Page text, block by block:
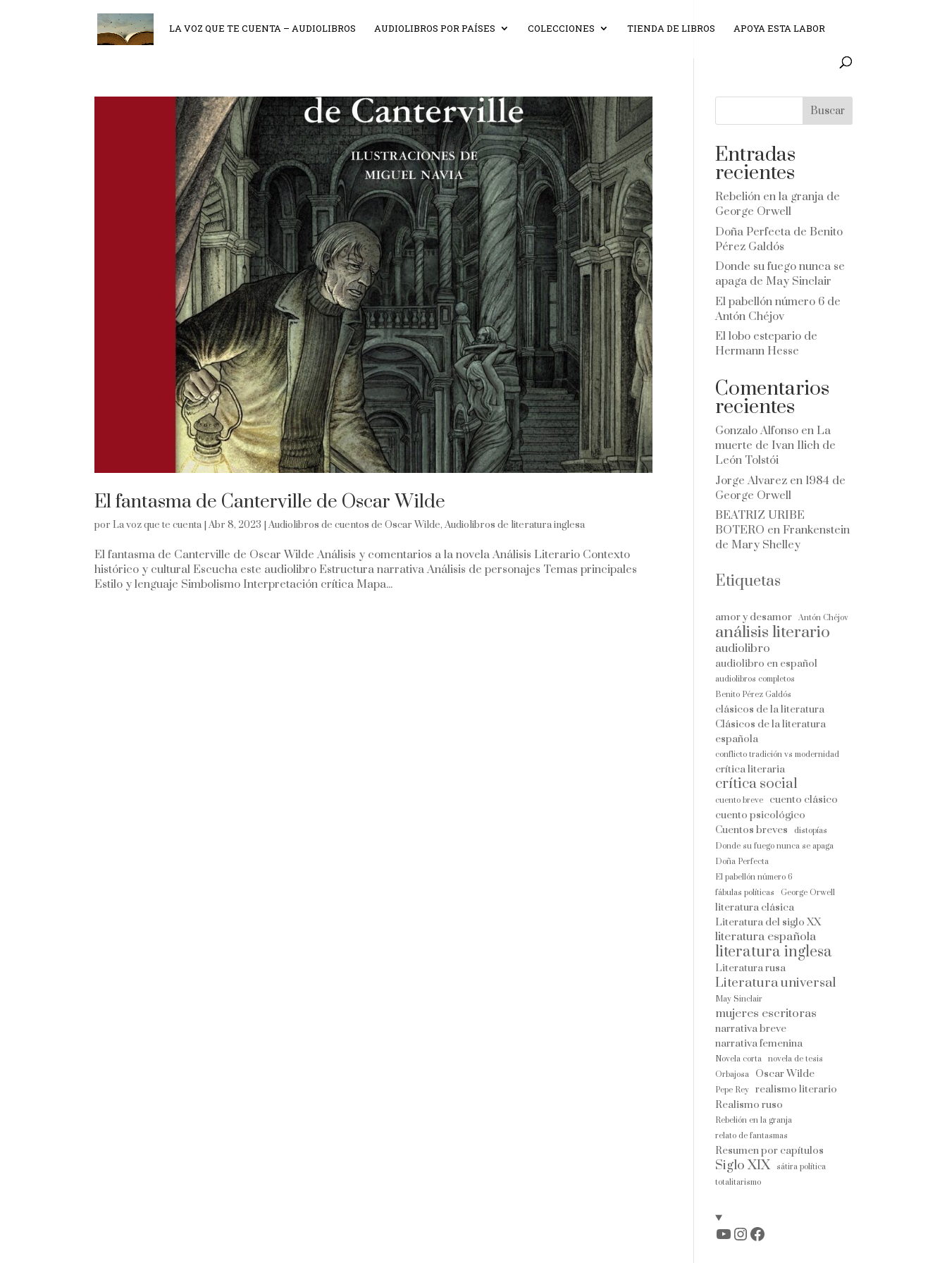
LA VOZ QUE TE CUENTA – AUDIOLIBROS AUDIOLIBROS POR PAÍSES COLECCIONES TIENDA DE LIBROS APOYA ESTA LABOR
El fantasma de Canterville de Oscar Wilde
porLa voz que te cuenta|Abr 8, 2023 |Audiolibros de cuentos de Oscar Wilde,Audiolibros de literatura inglesa
El fantasma de Canterville de Oscar Wilde Análisis y comentarios a la novela Análisis Literario Contexto
histórico y cultural Escucha este audiolibro Estructura narrativa Análisis de personajes Temas principales
Estilo y lenguaje Simbolismo Interpretación crítica Mapa...
Buscar
Entradas
recientes
Rebelión en la granja de
George Orwell
Doña Perfecta de Benito
Pérez Galdós
Donde su fuego nunca se
apaga de May Sinclair
El pabellón número 6 de
Antón Chéjov
El lobo estepario de
Hermann Hesse
Comentarios
recientes
Gonzalo Alfonso en La
muerte de Ivan Ilich de
León Tolstói
Jorge Alvarez en 1984 de
George Orwell
BEATRIZ URIBE
BOTERO en Frankenstein
de Mary Shelley
Etiquetas
amor y desamor Antón Chéjov
análisis literario
audiolibro
audiolibro en español
audiolibros completos
Benito Pérez Galdós
clásicos de la literatura
Clásicos de la literatura
española
conflicto tradición vs modernidad
crítica literaria
crítica social
cuento breve
cuento clásico
cuento psicológico
Cuentos breves
distopías
Donde su fuego nunca se apaga
Doña Perfecta
El pabellón número 6
fábulas políticas
George Orwell
literatura clásica
Literatura del siglo XX
literatura española
literatura inglesa
Literatura rusa
Literatura universal
May Sinclair
mujeres escritoras
narrativa breve
narrativa femenina
Novela corta
novela de tesis
Orbajosa
Oscar Wilde
Pepe Rey
realismo literario
Realismo ruso
Rebelión en la granja
relato de fantasmas
Resumen por capítulos
Siglo XIX
sátira política
totalitarismo
YouTube
Instagram
Facebook